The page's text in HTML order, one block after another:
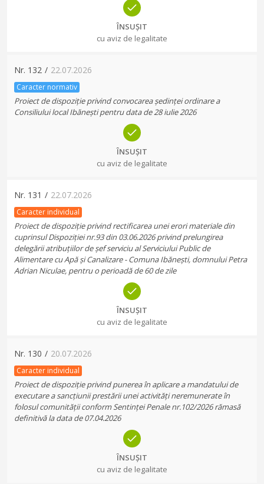
ÎNSUȘIT
cu aviz de legalitate
Nr. 132 / 22.07.2026
Caracter normativ
Proiect de dispoziție privind convocarea ședinței ordinare a
Consiliului local Ibănești pentru data de 28 iulie 2026
ÎNSUȘIT
cu aviz de legalitate
Nr. 131 / 22.07.2026
Caracter individual
Proiect de dispoziție privind rectificarea unei erori materiale din
cuprinsul Dispoziției nr.93 din 03.06.2026 privind prelungirea
delegării atribuțiilor de șef serviciu al Serviciului Public de
Alimentare cu Apă și Canalizare - Comuna Ibănești, domnului Petra
Adrian Niculae, pentru o perioadă de 60 de zile
ÎNSUȘIT
cu aviz de legalitate
Nr. 130 / 20.07.2026
Caracter individual
Proiect de dispoziție privind punerea în aplicare a mandatului de
executare a sancțiunii prestării unei activități neremunerate în
folosul comunității conform Sentinței Penale nr.102/2026 rămasă
definitivă la data de 07.04.2026
ÎNSUȘIT
cu aviz de legalitate